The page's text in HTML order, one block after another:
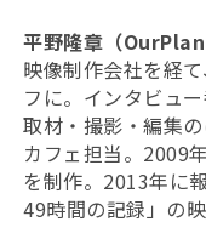
平野隆章（
映像制作会社を経
フに。インタビュ
取材・撮影・編集
カフェ担当。2009
を制作。2013年に
49時間の記録」の